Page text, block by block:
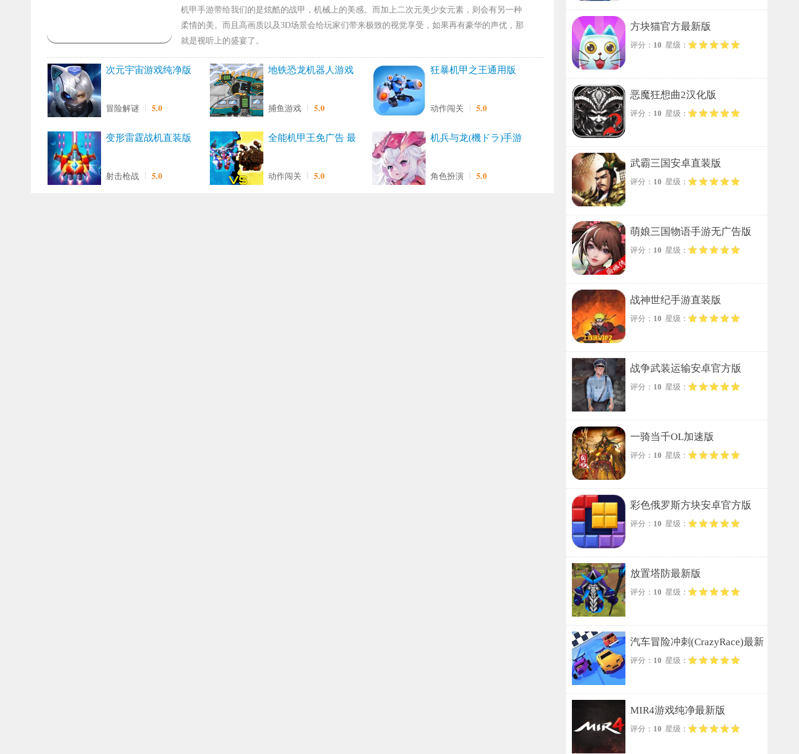
机甲手游带给我们的是炫酷的战甲，机械上的美感。而加上二次元美少女元素，则会有另一种
柔情的美。而且高画质以及3D场景会给玩家们带来极致的视觉享受，如果再有豪华的声优，那
就是视听上的盛宴了。
次元宇宙游戏纯净版
冒险解谜 5.0
地铁恐龙机器人游戏
捕鱼游戏 5.0
狂暴机甲之王通用版
动作闯关 5.0
变形雷霆战机直装版
射击枪战 5.0
全能机甲王免广告 最
动作闯关 5.0
机兵与龙(機ドラ)手游
角色扮演 5.0
方块猫官方最新版
评分： 10 星级：
恶魔狂想曲2汉化版
评分： 10 星级：
武霸三国安卓直装版
评分： 10 星级：
萌娘三国物语手游无广告版
评分： 10 星级：
战神世纪手游直装版
评分： 10 星级：
战争武装运输安卓官方版
评分： 10 星级：
一骑当千OL加速版
评分： 10 星级：
彩色俄罗斯方块安卓官方版
评分： 10 星级：
放置塔防最新版
评分： 10 星级：
汽车冒险冲刺(CrazyRace)最新
版
评分： 10 星级：
MIR4游戏纯净最新版
评分： 10 星级：